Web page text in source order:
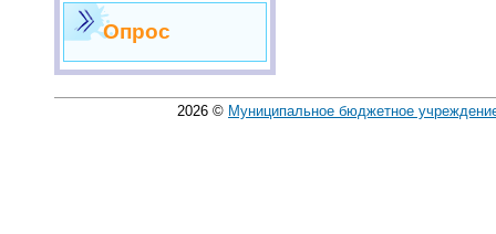
Опрос
2026 © Муниципальное бюджетное